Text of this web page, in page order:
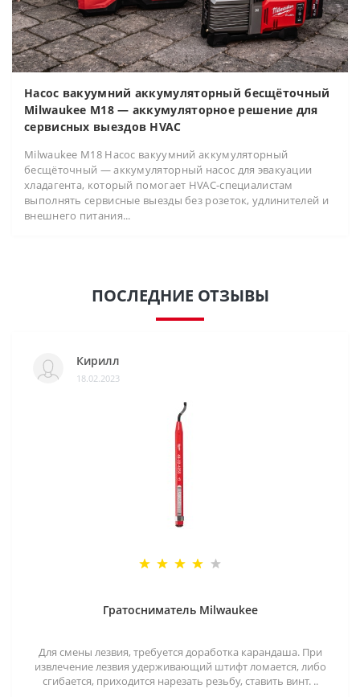
Насос вакуумний аккумуляторный бесщёточный
Milwaukee M18 — аккумуляторное решение для
сервисных выездов HVAC
Milwaukee M18 Насос вакуумний аккумуляторный
бесщёточный — аккумуляторный насос для эвакуации
хладагента, который помогает HVAC-специалистам
выполнять сервисные выезды без розеток, удлинителей и
внешнего питания...
ПОСЛЕДНИЕ ОТЗЫВЫ
Кирилл
18.02.2023
Гратосниматель Milwaukee
Для смены лезвия, требуется доработка карандаша. При
извлечение лезвия удерживающий штифт ломается, либо
сгибается, приходится нарезать резьбу, ставить винт. ..